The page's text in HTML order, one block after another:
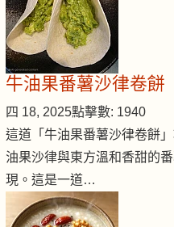
牛油果番薯沙律卷餅
四 18, 2025點擊數: 1940
這道「牛油果番薯沙律卷餅
油果沙律與東方溫和香甜的
現。這是一道…